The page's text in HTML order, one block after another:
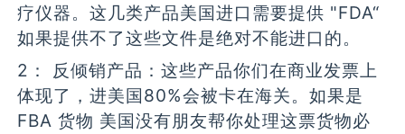
疗仪器。这几类产品美国进口需要提供 "FDA“
如果提供不了这些文件是绝对不能进口的。
2： 反倾销产品：这些产品你们在商业发票上
体现了，进美国80%会被卡在海关。如果是
FBA 货物 美国没有朋友帮你处理这票货物必